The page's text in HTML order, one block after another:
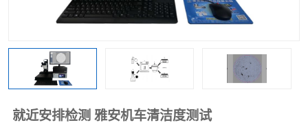
就近安排检测 雅安机车清洁度测试